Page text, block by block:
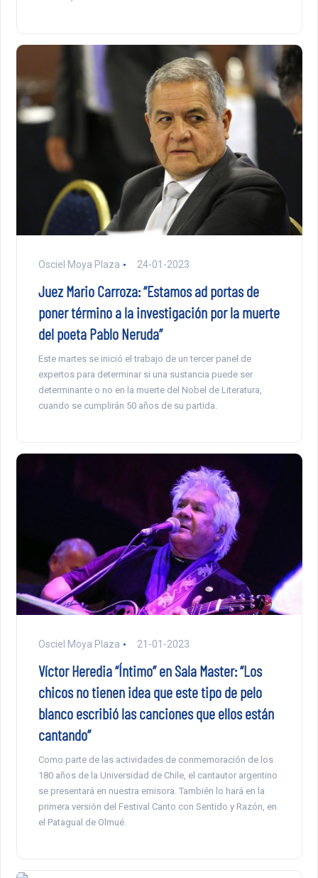
Osciel Moya Plaza 24-01-2023
Juez Mario Carroza: “Estamos ad portas de
poner término a la investigación por la muerte
del poeta Pablo Neruda”
Este martes se inició el trabajo de un tercer panel de
expertos para determinar si una sustancia puede ser
determinante o no en la muerte del Nobel de Literatura,
cuando se cumplirán 50 años de su partida.
Osciel Moya Plaza 21-01-2023
Víctor Heredia “Íntimo” en Sala Master: “Los
chicos no tienen idea que este tipo de pelo
blanco escribió las canciones que ellos están
cantando”
Como parte de las actividades de conmemoración de los
180 años de la Universidad de Chile, el cantautor argentino
se presentará en nuestra emisora. También lo hará en la
primera versión del Festival Canto con Sentido y Razón, en
el Patagual de Olmué.